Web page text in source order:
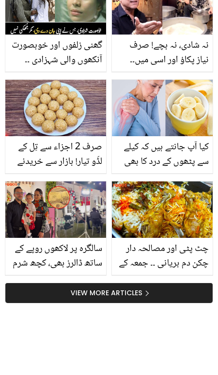
گھنی زلفوں اور خوبصورت
آنکھوں والی شہزادی ۔۔
شہزادی، جسے گھر والے
بھی نہ بچا سکے، مگر
کیوں؟ دلچسپ معلومات
نہ شادی، نہ بچے! صرف
نیاز پکاؤ اور اسی میں۔۔
زہریلا حملہ، صارفین نے
بھی اوقات یاد دلا دی
صرف 2 اجزاء سے تِل کے
لڈّو تیار! بازار سے خریدنے
سارے لڈّو بنائیں اور جی
بھر کے کھائیں اور بچوں کو
بھی کھلائیں
کیا آپ جانتے ہیں کہ کیلے
سے پٹھوں کے درد کا بھی
فوائد جو جان کر آپ بھی
حیران رہ جائیں گے
سالگرہ پر لاکھوں روپے کے
ساتھ ڈالرز بھی، کچھ شرم
سالگرہ منانے پر صارفین
ماں باپ پر برس پڑے،
چٹ پٹی اور مصالحہ دار
چکن دم بریانی ۔۔ جمعہ کے
بریانی بنائیں اور سب کے
دل جیت لیں
VIEW MORE ARTICLES